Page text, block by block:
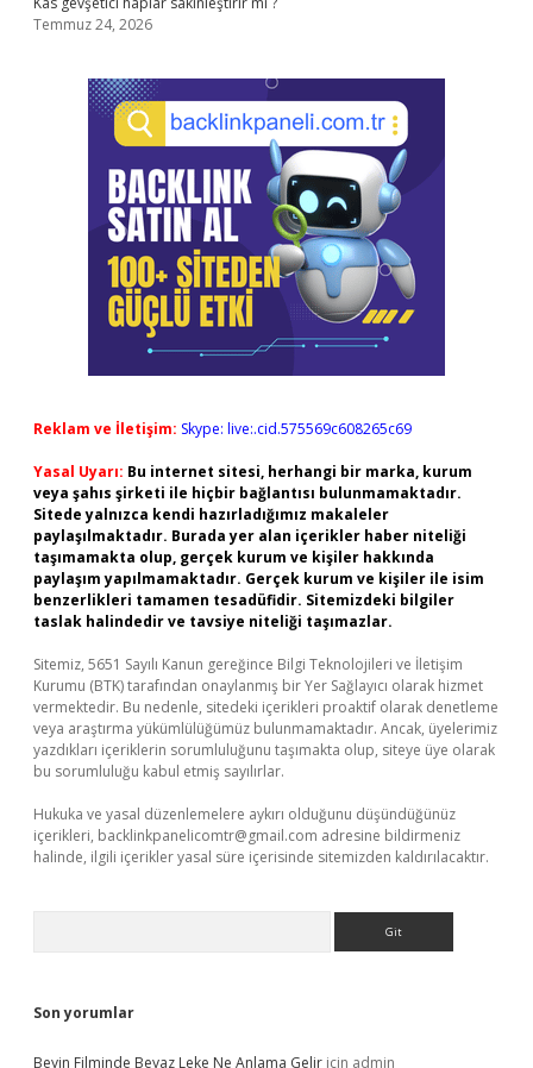
Temmuz 24, 2026
Reklam ve İletişim: Skype: live:.cid.575569c608265c69
Yasal Uyarı: Bu internet sitesi, herhangi bir marka, kurum
veya şahıs şirketi ile hiçbir bağlantısı bulunmamaktadır.
Sitede yalnızca kendi hazırladığımız makaleler
paylaşılmaktadır. Burada yer alan içerikler haber niteliği
taşımamakta olup, gerçek kurum ve kişiler hakkında
paylaşım yapılmamaktadır. Gerçek kurum ve kişiler ile isim
benzerlikleri tamamen tesadüfidir. Sitemizdeki bilgiler
taslak halindedir ve tavsiye niteliği taşımazlar.
Sitemiz, 5651 Sayılı Kanun gereğince Bilgi Teknolojileri ve İletişim
Kurumu (BTK) tarafından onaylanmış bir Yer Sağlayıcı olarak hizmet
vermektedir. Bu nedenle, sitedeki içerikleri proaktif olarak denetleme
veya araştırma yükümlülüğümüz bulunmamaktadır. Ancak, üyelerimiz
yazdıkları içeriklerin sorumluluğunu taşımakta olup, siteye üye olarak
bu sorumluluğu kabul etmiş sayılırlar.
Hukuka ve yasal düzenlemelere aykırı olduğunu düşündüğünüz
içerikleri, backlinkpanelicomtr@gmail.com adresine bildirmeniz
halinde, ilgili içerikler yasal süre içerisinde sitemizden kaldırılacaktır.
Son yorumlar
Beyin Filminde Beyaz Leke Ne Anlama Gelir için admin